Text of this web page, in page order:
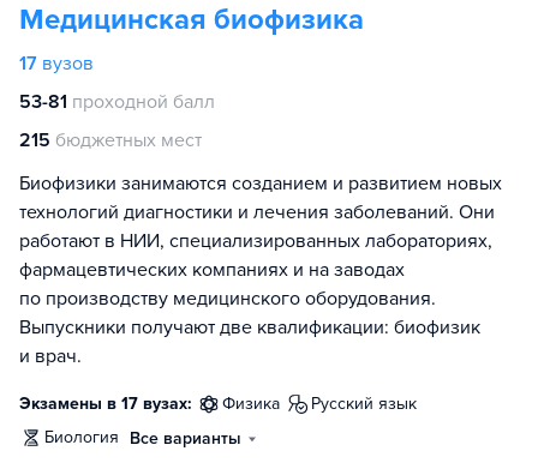
Медицинская биофизика
17 вузов
53-81 проходной балл
215 бюджетных мест
Биофизики занимаются созданием и развитием новых
технологий диагностики и лечения заболеваний. Они
работают в НИИ, специализированных лабораториях,
фармацевтических компаниях и на заводах
по производству медицинского оборудования.
Выпускники получают две квалификации: биофизик
и врач.
Экзамены в 17 вузах: физика
русский язык
биология
Все варианты